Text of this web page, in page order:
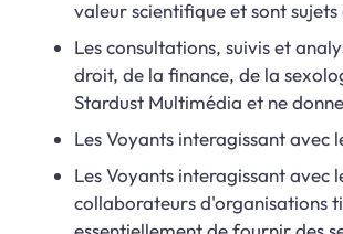
valeur scientifique et sont
Les consultations, suivis et
droit, de la finance, de la
Stardust Multimédia et ne
Les Voyants interagissant avec
Les Voyants interagissant avec
collaborateurs d'organisations